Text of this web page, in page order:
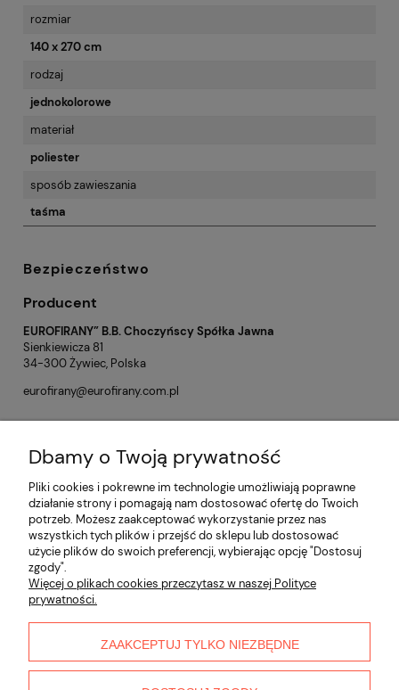
rozmiar
140 x 270 cm
rodzaj
jednokolorowe
materiał
poliester
sposób zawieszania
taśma
Bezpieczeństwo
Producent
EUROFIRANY” B.B. Choczyńscy Spółka Jawna
Sienkiewicza 81
34-300 Żywiec, Polska
eurofirany@eurofirany.com.pl
Opinie o produkcie (0)
Informacje
Płatności i dostawa
O nas
Dbamy o Twoją prywatność
Pliki cookies i pokrewne im technologie umożliwiają poprawne
działanie strony i pomagają nam dostosować ofertę do Twoich
potrzeb. Możesz zaakceptować wykorzystanie przez nas
wszystkich tych plików i przejść do sklepu lub dostosować
użycie plików do swoich preferencji, wybierając opcję "Dostosuj
zgody".
Więcej o plikach cookies przeczytasz w naszej Polityce
prywatności.
ZAAKCEPTUJ TYLKO NIEZBĘDNE